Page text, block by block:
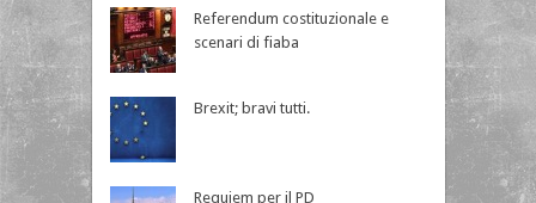
Referendum costituzionale e
scenari di fiaba
Brexit; bravi tutti.
Requiem per il PD